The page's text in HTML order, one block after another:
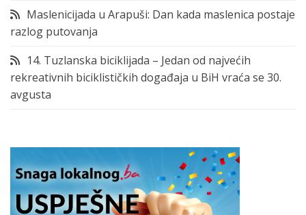
Maslenicijada u Arapuši: Dan kada maslenica postaje
razlog putovanja
14. Tuzlanska biciklijada – Jedan od najvećih
rekreativnih biciklističkih događaja u BiH vraća se 30.
avgusta